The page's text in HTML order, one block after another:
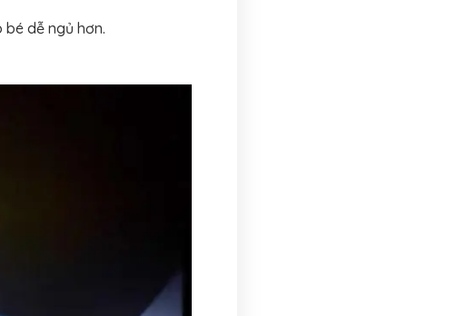
dễ ngủ hơn.